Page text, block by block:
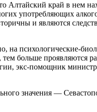
Алтайский край в нем
употребляющих
и являются
на психологические-
больше проявляются
экс-помощник
значения —